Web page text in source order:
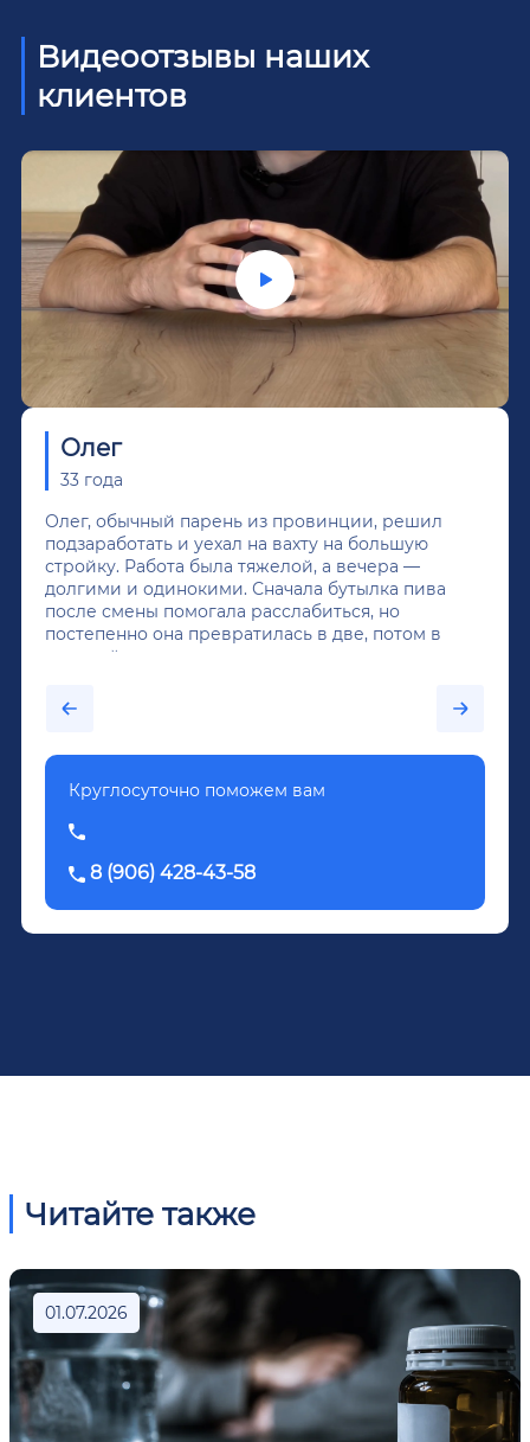
Видеоотзывы наших
клиентов
Олег
33 года
Олег, обычный парень из провинции, решил
подзаработать и уехал на вахту на большую
стройку. Работа была тяжелой, а вечера —
долгими и одинокими. Сначала бутылка пива
после смены помогала расслабиться, но
постепенно она превратилась в две, потом в
крепкий алкоголь, и вот он уже пил почти
было назначено кодирование по методу
Круглосуточно поможем вам
8 (906) 428-43-58
Читайте также
01.07.2026